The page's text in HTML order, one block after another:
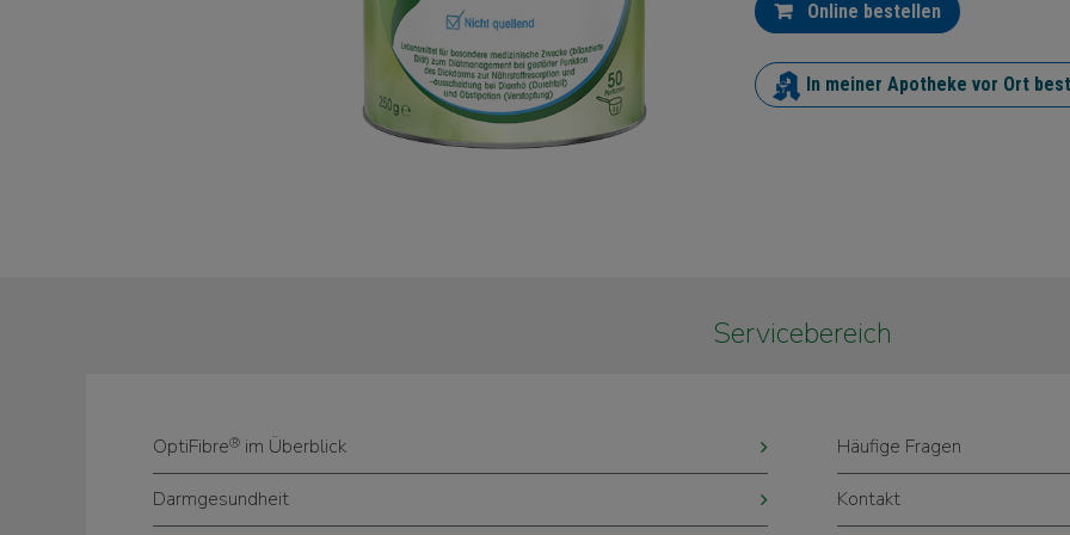
Online bestellen
In meiner Apotheke vor Ort
Servicebereich
OptiFibre®im Überblick
Darmgesundheit
Häufige Fragen
Kontakt